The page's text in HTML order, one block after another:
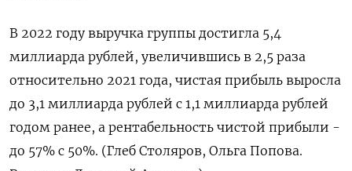
В 2022 году выручка группы достигла 5,4
миллиарда рублей, увеличившись в 2,5 раза
относительно 2021 года, чистая прибыль выросла
до 3,1 миллиарда рублей с 1,1 миллиарда рублей
годом ранее, а рентабельность чистой прибыли -
до 57% с 50%. (Глеб Столяров, Ольга Попова.